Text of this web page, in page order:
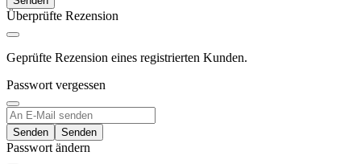
Überprüfte Rezension
Geprüfte Rezension eines registrierten Kunden.
Passwort vergessen
Senden
Passwort ändern